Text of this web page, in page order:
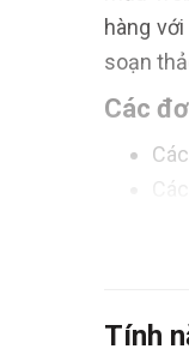
hàng
soạn
Các
- Giao
Tính